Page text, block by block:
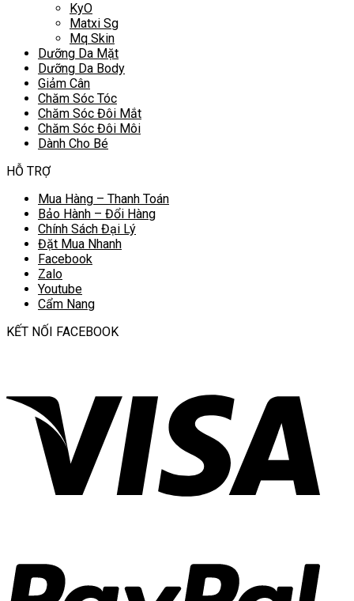
KyO
Matxi Sg
Mq Skin
Dưỡng Da Mặt
Dưỡng Da Body
Giảm Cân
Chăm Sóc Tóc
Chăm Sóc Đôi Mắt
Chăm Sóc Đôi Môi
Dành Cho Bé
HỖ TRỢ
Mua Hàng – Thanh Toán
Bảo Hành – Đổi Hàng
Chính Sách Đại Lý
Đặt Mua Nhanh
Facebook
Zalo
Youtube
Cẩm Nang
KẾT NỐI FACEBOOK